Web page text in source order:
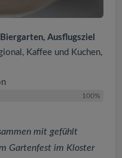
Ausflugsziel
Kaffee und Kuchen,
100%
mit gefühlt
Gartenfest im Kloster